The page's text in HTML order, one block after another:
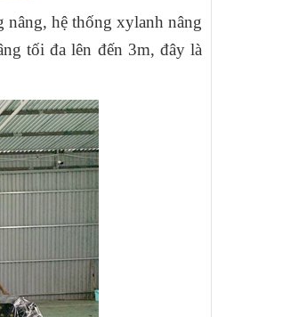
hệ thống xylanh nâng
tối đa lên đến 3m, đây là
chọn
tay tốt
đánh